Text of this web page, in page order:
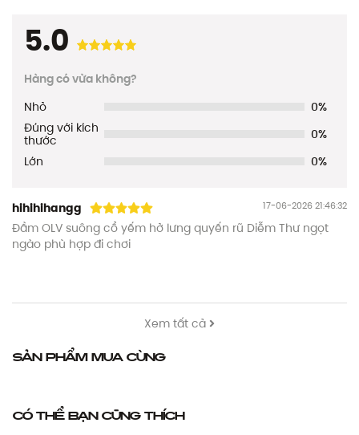
5.0
Hàng có vừa không?
Nhỏ
0%
Đúng với kích
thước
0%
Lớn
0%
hihihihangg 17-06-2026 21:46:32
Đầm OLV suông cổ yếm hở lưng quyến rũ Diễm Thư ngọt
ngào phù hợp đi chơi
Xem tất cả
Sản phẩm mua cùng
Có thể bạn cũng thích